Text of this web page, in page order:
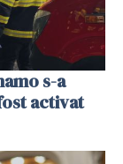
s-a
activat